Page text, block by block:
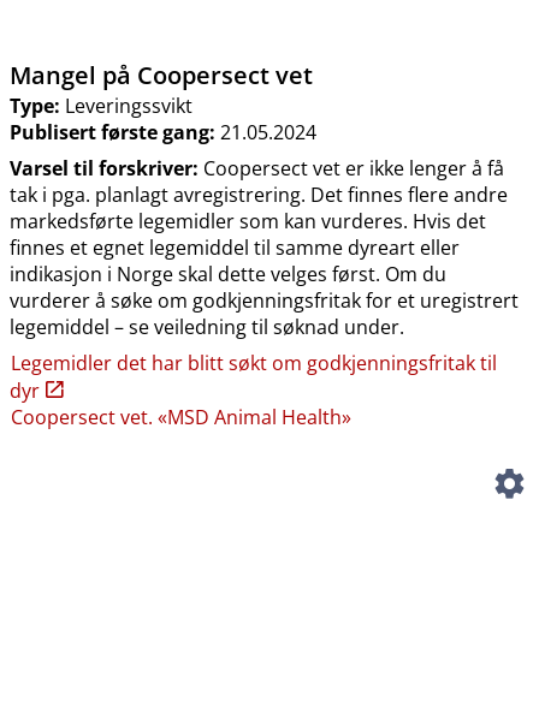
Mangel på Coopersect vet
Type: Leveringssvikt
Publisert første gang: 21.05.2024
Varsel til forskriver: Coopersect vet er ikke lenger å få
tak i pga. planlagt avregistrering. Det finnes flere andre
markedsførte legemidler som kan vurderes. Hvis det
finnes et egnet legemiddel til samme dyreart eller
indikasjon i Norge skal dette velges først. Om du
vurderer å søke om godkjenningsfritak for et uregistrert
legemiddel – se veiledning til søknad under.
Legemidler det har blitt søkt om godkjenningsfritak til
dyr
Coopersect vet. «MSD Animal Health»